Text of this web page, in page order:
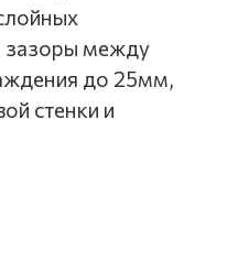
зазоры между
до 25мм,
стенки и